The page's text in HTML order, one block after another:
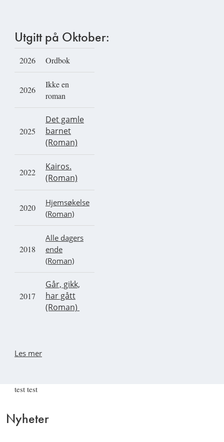
Utgitt på Oktober:
2026 Ordbok
2026
Ikke en
roman
2025
Det gamle
barnet
(Roman)
2022
Kairos.
(Roman)
2020
Hjemsøkelse
(Roman)
2018
Alle dagers
ende
(Roman)
2017
Går, gikk,
har gått
(Roman)
Les mer
test test
Nyheter